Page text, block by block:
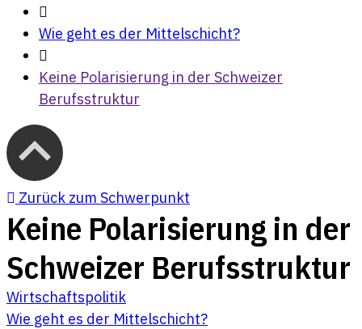
Wie geht es der Mittelschicht?
Keine Polarisierung in der Schweizer
Berufsstruktur
Zurück zum Schwerpunkt
Keine Polarisierung in der
Schweizer Berufsstruktur
Wirtschaftspolitik
Wie geht es der Mittelschicht?